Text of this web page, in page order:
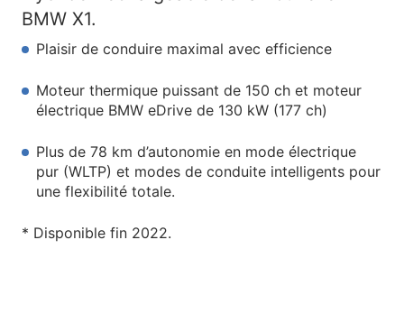
BMW X1.
Plaisir de conduire maximal avec efficience
Moteur thermique puissant de 150 ch et moteur
électrique BMW eDrive de 130 kW (177 ch)
Plus de 78 km d’autonomie en mode électrique
pur (WLTP) et modes de conduite intelligents pour
une flexibilité totale.
* Disponible fin 2022.